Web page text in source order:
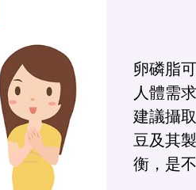
卵磷脂
人體需
建議攝
豆及其
衡，是